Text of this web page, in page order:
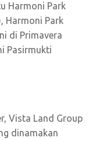
Harmoni Park
Harmoni Park
di Primavera
Pasirmukti
Vista Land Group
dinamakan